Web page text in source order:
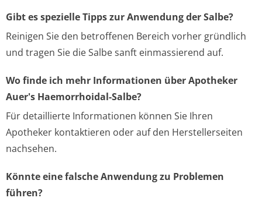
Gibt es spezielle Tipps zur Anwendung der Salbe?
Reinigen Sie den betroffenen Bereich vorher gründlich
und tragen Sie die Salbe sanft einmassierend auf.
Wo finde ich mehr Informationen über Apotheker
Auer's Haemorrhoidal-Salbe?
Für detaillierte Informationen können Sie Ihren
Apotheker kontaktieren oder auf den Herstellerseiten
nachsehen.
Könnte eine falsche Anwendung zu Problemen
führen?